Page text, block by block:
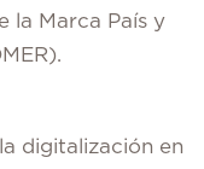
la Marca País y
digitalización en